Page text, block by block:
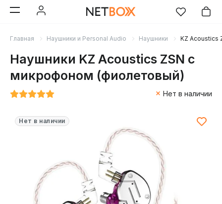
Главная Наушники и Personal Audio Наушники KZ Acoustics
Наушники KZ Acoustics ZSN с
микрофоном (фиолетовый)
Нет в наличии
Нет в наличии